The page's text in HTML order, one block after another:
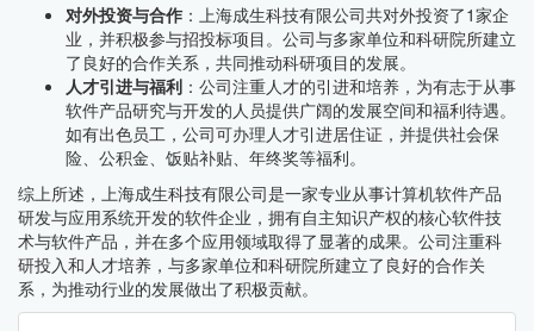
对外投资与合作 ：上海成生科技有限公司共对外投资了1家企
业，并积极参与招投标项目。公司与多家单位和科研院所建立
了良好的合作关系，共同推动科研项目的发展。
人才引进与福利 ：公司注重人才的引进和培养，为有志于从事
软件产品研究与开发的人员提供广阔的发展空间和福利待遇。
如有出色员工，公司可办理人才引进居住证，并提供社会保
险、公积金、饭贴补贴、年终奖等福利。
综上所述，上海成生科技有限公司是一家专业从事计算机软件产品
研发与应用系统开发的软件企业，拥有自主知识产权的核心软件技
术与软件产品，并在多个应用领域取得了显著的成果。公司注重科
研投入和人才培养，与多家单位和科研院所建立了良好的合作关
系，为推动行业的发展做出了积极贡献。